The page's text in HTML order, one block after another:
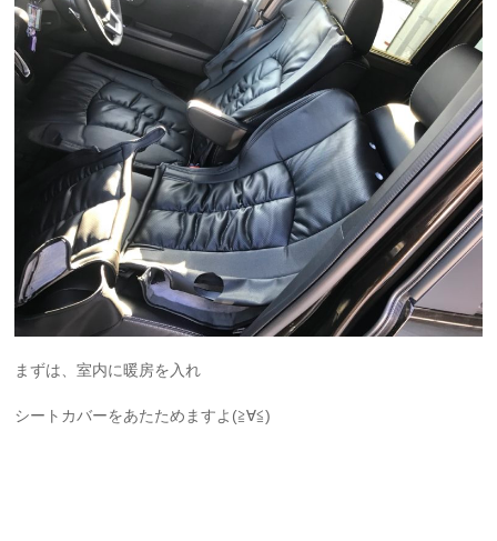
まずは、室内に暖房を入れ
シートカバーをあたためますよ(≧∀≦)